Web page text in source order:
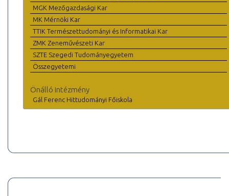
MGK Mezőgazdasági Kar
MK Mérnöki Kar
TTIK Természettudományi és Informatikai Kar
ZMK Zeneművészeti Kar
SZTE Szegedi Tudományegyetem
Összegyetemi
Önálló intézmény
Gál Ferenc Hittudományi Főiskola